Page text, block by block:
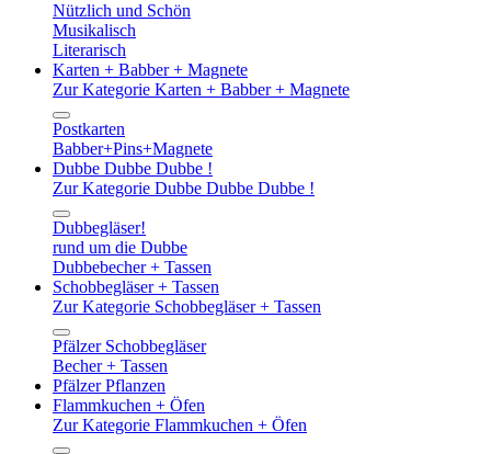
Nützlich und Schön
Musikalisch
Literarisch
Karten + Babber + Magnete
Zur Kategorie Karten + Babber + Magnete
Postkarten
Babber+Pins+Magnete
Dubbe Dubbe Dubbe !
Zur Kategorie Dubbe Dubbe Dubbe !
Dubbegläser!
rund um die Dubbe
Dubbebecher + Tassen
Schobbegläser + Tassen
Zur Kategorie Schobbegläser + Tassen
Pfälzer Schobbegläser
Becher + Tassen
Pfälzer Pflanzen
Flammkuchen + Öfen
Zur Kategorie Flammkuchen + Öfen